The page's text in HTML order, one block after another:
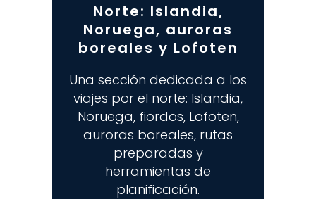
Norte: Islandia,
Noruega, auroras
boreales y Lofoten
Una sección dedicada a los
viajes por el norte: Islandia,
Noruega, fiordos, Lofoten,
auroras boreales, rutas
preparadas y
herramientas de
planificación.